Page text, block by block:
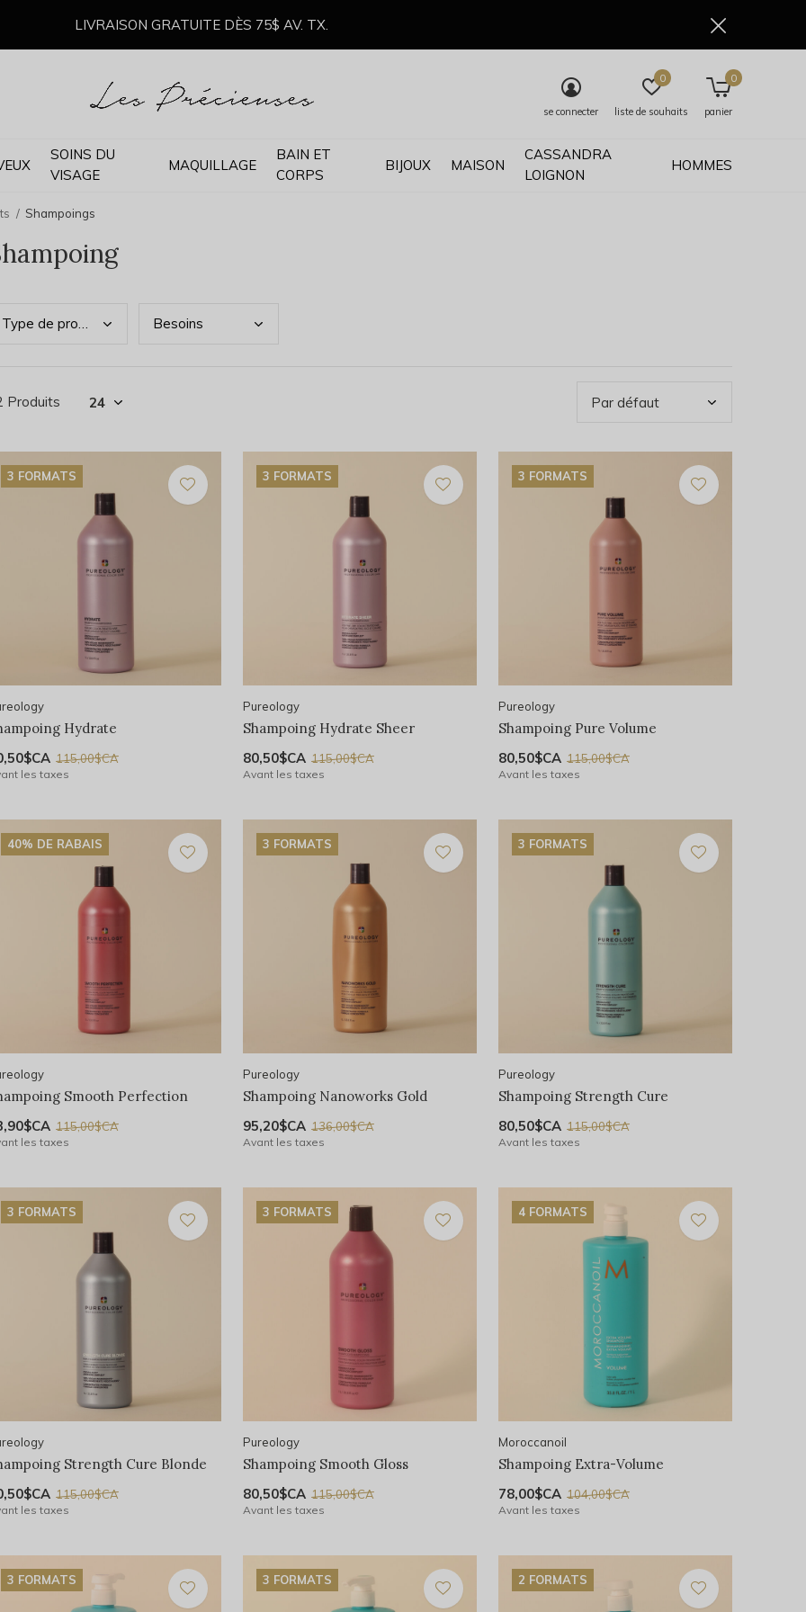
SOINS DU
VISAGE
MAQUILLAGE
BAIN ET
CORPS
BIJOUX MAISON
CASSANDRA
LOIGNON
HOMMES
se connecter liste de souhaits
0
panier
0
LIVRAISON GRATUITE DÈS 75$ AV. TX.
Shampoings
Type de produits Besoins
Produits
3 FORMATS
Hydrate
115,00$CA
les taxes
3 FORMATS
Pureology
Shampoing Hydrate Sheer
80,50$CA 115,00$CA
Avant les taxes
3 FORMATS
Pureology
Shampoing Pure Volume
80,50$CA 115,00$CA
Avant les taxes
40% DE RABAIS
Smooth Perfection
115,00$CA
les taxes
3 FORMATS
Pureology
Shampoing Nanoworks Gold
95,20$CA 136,00$CA
Avant les taxes
3 FORMATS
Pureology
Shampoing Strength Cure
80,50$CA 115,00$CA
Avant les taxes
3 FORMATS
Strength Cure Blonde
115,00$CA
les taxes
3 FORMATS
Pureology
Shampoing Smooth Gloss
80,50$CA 115,00$CA
Avant les taxes
4 FORMATS
Moroccanoil
Shampoing Extra-Volume
78,00$CA 104,00$CA
Avant les taxes
3 FORMATS 3 FORMATS 2 FORMATS